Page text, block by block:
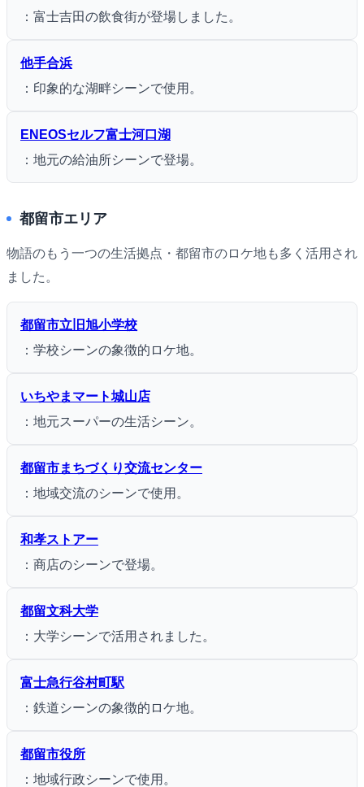
：富士吉田の飲食街が登場しました。
他手合浜
：印象的な湖畔シーンで使用。
ENEOSセルフ富士河口湖
：地元の給油所シーンで登場。
都留市エリア
物語のもう一つの生活拠点・都留市のロケ地も多く活用され
ました。
都留市立旧旭小学校
：学校シーンの象徴的ロケ地。
いちやまマート城山店
：地元スーパーの生活シーン。
都留市まちづくり交流センター
：地域交流のシーンで使用。
和孝ストアー
：商店のシーンで登場。
都留文科大学
：大学シーンで活用されました。
富士急行谷村町駅
：鉄道シーンの象徴的ロケ地。
都留市役所
：地域行政シーンで使用。